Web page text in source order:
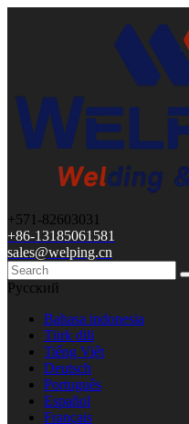
+571-82603031
+86-13185061581
sales@welping.cn
Pусский
Bahasa indonesia
Türk dili
Tiếng Việt
Deutsch
Português
Español
Français